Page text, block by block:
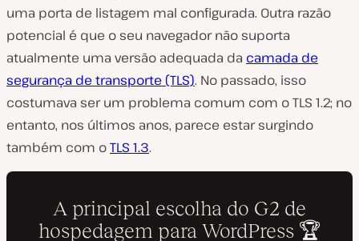
uma porta de listagem mal configurada. Outra razão
potencial é que o seu navegador não suporta
atualmente uma versão adequada da camada de
segurança de transporte (TLS). No passado, isso
costumava ser um problema comum com o TLS 1.2; no
entanto, nos últimos anos, parece estar surgindo
também com oTLS 1.3.